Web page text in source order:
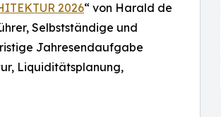
2026“ von Harald de
Selbstständige und
Jahresendaufgabe
Liquiditätsplanung,